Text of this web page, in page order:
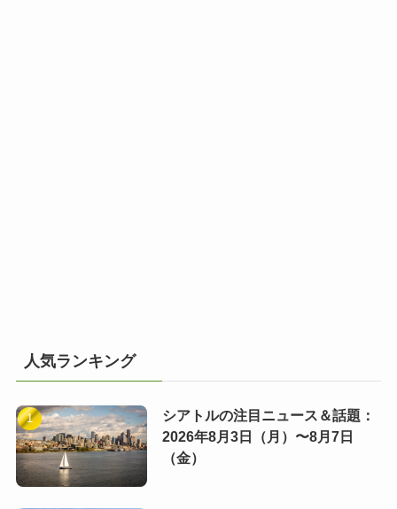
人気ランキング
シアトルの注目ニュース＆話題：
2026年8月3日（月）〜8月7日
（金）